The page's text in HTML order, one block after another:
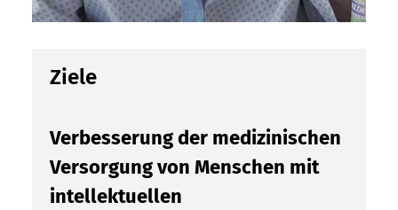
Ziele
Verbesserung der medizinischen
Versorgung von Menschen mit
intellektuellen